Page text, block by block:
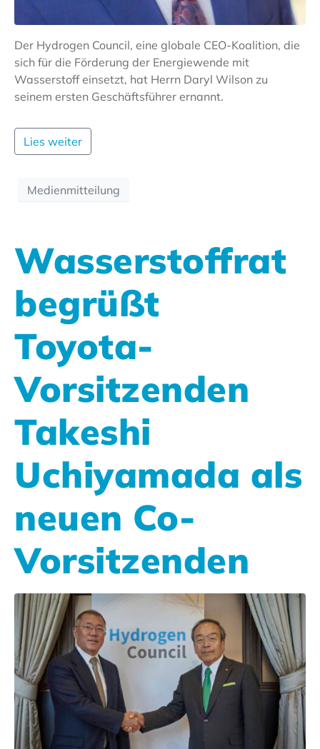
Der Hydrogen Council, eine globale CEO-Koalition, die
sich für die Förderung der Energiewende mit
Wasserstoff einsetzt, hat Herrn Daryl Wilson zu
seinem ersten Geschäftsführer ernannt.
Lies weiter
Medienmitteilung
Wasserstoffrat
begrüßt
Toyota-
Vorsitzenden
Takeshi
Uchiyamada als
neuen Co-
Vorsitzenden